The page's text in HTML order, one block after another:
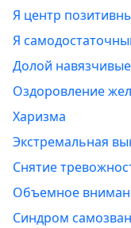
Я центр
Я
Долой
Оздоровление
Харизма
Экстремальная
Снятие
Объемное
Синдром